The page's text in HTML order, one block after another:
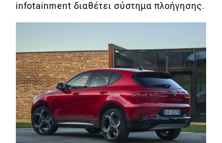
infotainment διαθέτει σύστημα πλοήγησης.